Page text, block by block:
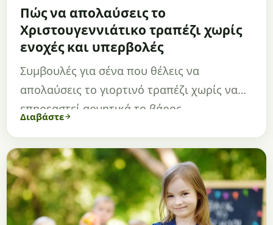
Πώς να απολαύσεις το
Χριστουγεννιάτικο τραπέζι χωρίς
ενοχές και υπερβολές
Συμβουλές για σένα που θέλεις να
απολαύσεις το γιορτινό τραπέζι χωρίς να
επηρεαστεί αρνητικά το βάρος…
Διαβάστε